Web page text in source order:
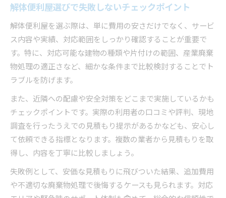
解体中に発生するトラブルの予防策
一軒家解体と片付けで役立つ便利屋活用事例
解体便利屋を利用した一軒家片付け体験談
古い家の解体で便利屋が活躍した事例紹介
片付けと解体を同時に依頼するメリット
解体便利屋の現場で役立つ実践的ノウハウ
不用品回収と解体依頼の効率的な進め方
費用を抑えた解体の進め方やポイント総まとめ
解体費用を安く抑える便利屋活用のコツ
最適な見積もりで無駄なく解体する方法
便利屋解体でコスト削減を実現する秘訣
片付け同時依頼で費用を抑えるポイント
解体便利屋選びで失敗しないチェックポイント
解体便利屋を選ぶ際は、単に費用の安さだけでなく、サービ
ス内容や実績、対応範囲をしっかり確認することが重要で
す。特に、対応可能な建物の種類や片付けの範囲、産業廃棄
物処理の適正さなど、細かな条件まで比較検討することでト
ラブルを防げます。
また、近隣への配慮や安全対策をどこまで実施しているかも
チェックポイントです。実際の利用者の口コミや評判、現地
調査を行ったうえでの見積もり提示があるかなども、安心し
て依頼できる指標となります。複数の業者から見積もりを取
得し、内容を丁寧に比較しましょう。
失敗例として、安価な見積もりに飛びついた結果、追加費用
や不適切な廃棄物処理で後悔するケースも見られます。対応